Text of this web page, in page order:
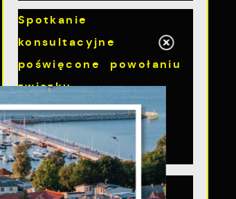
Spotkanie
konsultacyjne
poświęcone powołaniu
związku
metropolitalnego w
województwie
pomorskim
Szanowni Państwo,